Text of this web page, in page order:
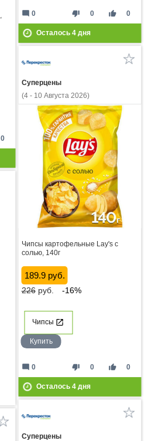
thumb_down 0 thumb_up 0
mode_comment 0
Осталось 4дня
0
Суперцены
(4 - 10 Августа 2026)
Чипсы картофельные Lay's с
солью, 140г
189.9 руб.
226руб. -16%
Чипсы
Купить
thumb_down 0 thumb_up 0
mode_comment 0
Осталось 4дня
Суперцены